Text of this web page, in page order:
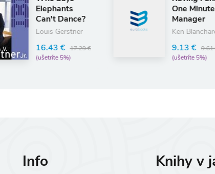
Ken Blanchard
9.13 €
Info Knihy v